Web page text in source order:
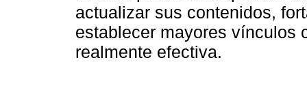
actualizar sus contenidos,
establecer mayores vínculos
realmente efectiva.